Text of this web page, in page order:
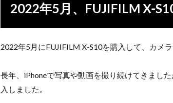
2022年5月、FUJIFILM X-
2022年5月にFUJIFILM X-S10を購入して、カメラ
長年、iPhoneで写真や動画を撮り続けてきまし
入しました。